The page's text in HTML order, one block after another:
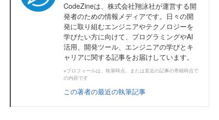
CodeZineは、株式会社翔泳社が運営する開
発者のための情報メディアです。日々の開
発に取り組むエンジニアやテクノロジーを
学びたい方に向けて、プログラミングやAI
活用、開発ツール、エンジニアの学びとキ
ャリアに関する記事をお届けしています。
※プロフィールは、執筆時点、または直近の記事の寄稿時点で
の内容です
この著者の最近の執筆記事